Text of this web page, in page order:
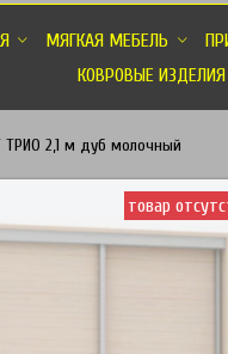
МЯГКАЯ МЕБЕЛЬ
КОВРОВЫЕ ИЗДЕЛИЯ
2,1 м дуб молочный
товар